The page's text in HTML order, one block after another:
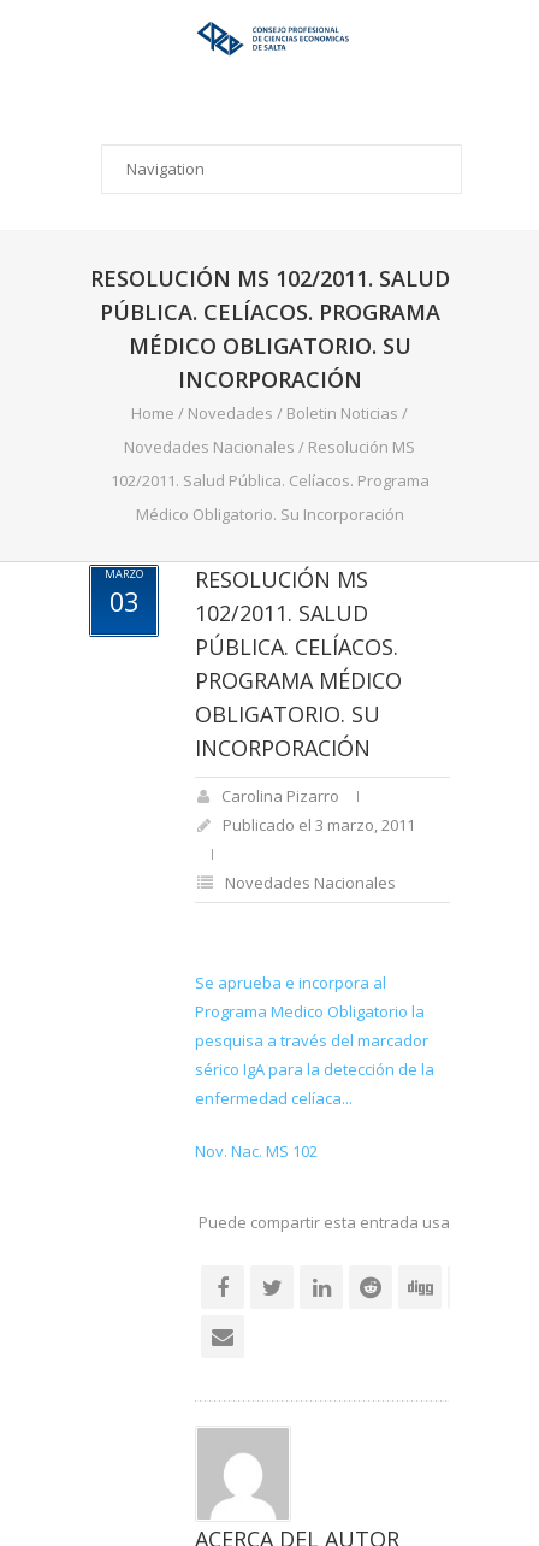
RESOLUCIÓN MS 102/2011. SALUD
PÚBLICA. CELÍACOS. PROGRAMA
MÉDICO OBLIGATORIO. SU
INCORPORACIÓN
Home / Novedades / Boletin Noticias /
Novedades Nacionales / Resolución MS
102/2011. Salud Pública. Celíacos. Programa
Médico Obligatorio. Su Incorporación
MARZO
03
RESOLUCIÓN MS
102/2011. SALUD
PÚBLICA. CELÍACOS.
PROGRAMA MÉDICO
OBLIGATORIO. SU
INCORPORACIÓN
Carolina Pizarro
Publicado el 3 marzo, 2011
Novedades Nacionales
Se aprueba e incorpora al
Programa Medico Obligatorio la
pesquisa a través del marcador
sérico IgA para la detección de la
enfermedad celíaca...
Nov. Nac. MS 102
Puede compartir esta entrada usando sus
ACERCA DEL AUTOR